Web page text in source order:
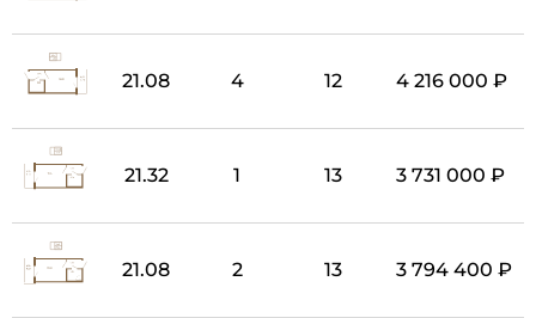
21.08 4 12 4 216 000 ₽
21.32 1 13 3 731 000 ₽
21.08 2 13 3 794 400 ₽